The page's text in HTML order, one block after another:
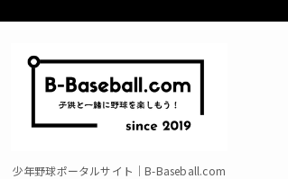
少年野球ポータルサイト｜B-Baseball.com